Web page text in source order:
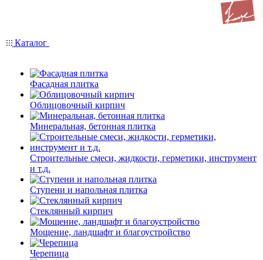
Каталог
Фасадная плитка
Облицовочный кирпич
Минеральная, бетонная плитка
Строительные смеси, жидкости, герметики, инструмент
и т.д.
Ступени и напольная плитка
Cтеклянный кирпич
Мощение, ландшафт и благоустройство
Черепица